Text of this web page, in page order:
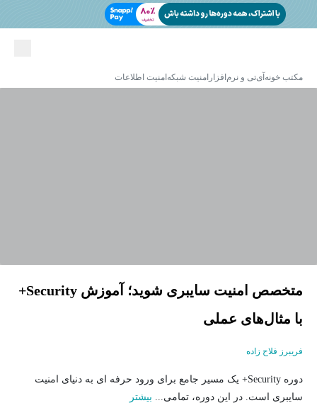
مکتب خونه آی‌تی و نرم‌افزار امنیت شبکه امنیت اطلاعات
متخصص امنیت سایبری شوید؛ آموزش Security+
با مثال‌های عملی
فریبرز فلاح زاده
دوره Security+ یک مسیر جامع برای ورود حرفه ای به دنیای امنیت
سایبری است. در این دوره، تمامی... بیشتر